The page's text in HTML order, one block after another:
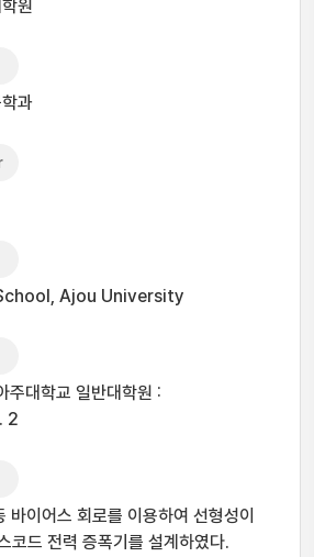
원
과
Ajou University
대학교 일반대학원 :
2
바이어스 회로를 이용하여 선형성이
코드 전력 증폭기를 설계하였다.